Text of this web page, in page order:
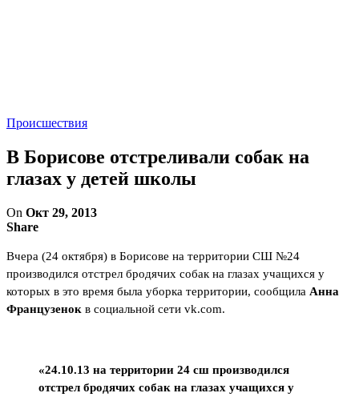
Происшествия
В Борисове отстреливали собак на
глазах у детей школы
On Окт 29, 2013
Share
Вчера (24 октября) в Борисове на территории СШ №24
производился отстрел бродячих собак на глазах учащихся у
которых в это время была уборка территории, сообщила Анна
Французенок в социальной сети vk.com.
«24.10.13 на территории 24 сш производился
отстрел бродячих собак на глазах учащихся у